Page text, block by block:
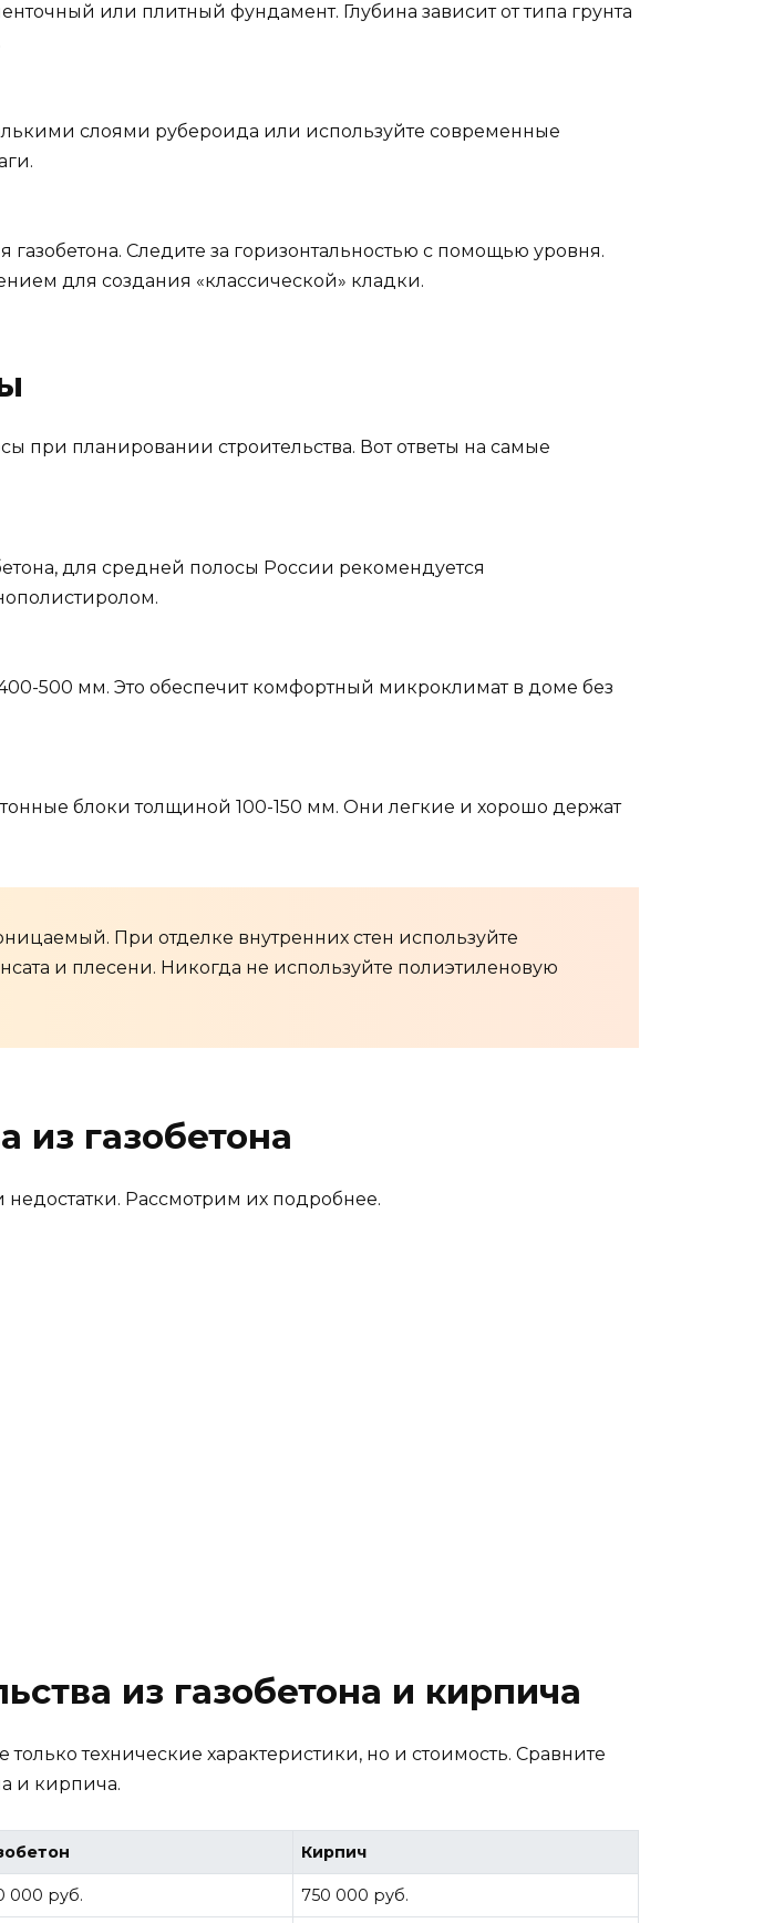
или плитный фундамент. Глубина зависит от типа грунта
слоями рубероида или используйте современные
Следите за горизонтальностью с помощью уровня.
для создания «классической» кладки.
планировании строительства. Вот ответы на самые
для средней полосы России рекомендуется
500 мм. Это обеспечит комфортный микроклимат в доме без
блоки толщиной 100-150 мм. Они легкие и хорошо держат
При отделке внутренних стен используйте
и плесени. Никогда не используйте полиэтиленовую
из газобетона
Рассмотрим их подробнее.
из газобетона и кирпича
технические характеристики, но и стоимость. Сравните
и кирпича.
Кирпич
000 руб. 750 000 руб.